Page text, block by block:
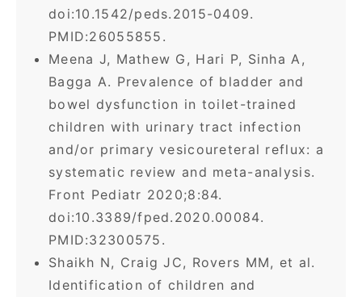
doi:10.1542/peds.2015-0409.
PMID:26055855.
Meena J, Mathew G, Hari P, Sinha A,
Bagga A. Prevalence of bladder and
bowel dysfunction in toilet-trained
children with urinary tract infection
and/or primary vesicoureteral reflux: a
systematic review and meta-analysis.
Front Pediatr 2020;8:84.
doi:10.3389/fped.2020.00084.
PMID:32300575.
Shaikh N, Craig JC, Rovers MM, et al.
Identification of children and